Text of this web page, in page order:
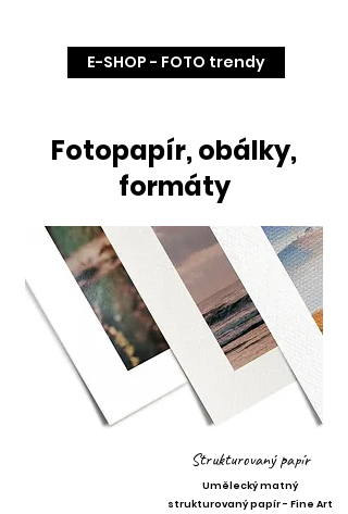
E-SHOP - FOTO trendy
Fotopapír, obálky,
formáty
Strukturovaný papír
Umělecký matný
strukturovaný papír - Fine Art